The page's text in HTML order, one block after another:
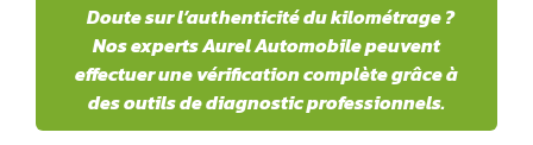
Doute sur l’authenticité du kilométrage ?
Nos experts Aurel Automobile peuvent
effectuer une vérification complète grâce à
des outils de diagnostic professionnels.